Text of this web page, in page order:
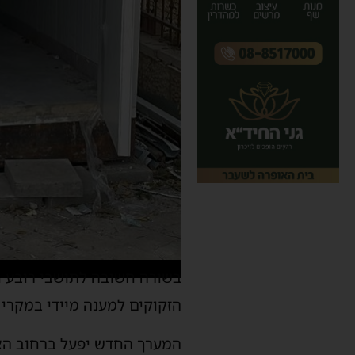
בשורה חשובה לתושבי
הזקוקים למענה מיידי
המערך החדש יפעל ברחוב הצבעוני 14, בקומת הקרקע במשרדי ״הצלה דרום״, ויהיה